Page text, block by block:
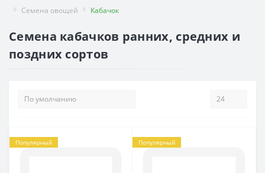
Семена овощей Кабачок
Семена кабачков ранних, средних и
поздних сортов
Популярный Популярный